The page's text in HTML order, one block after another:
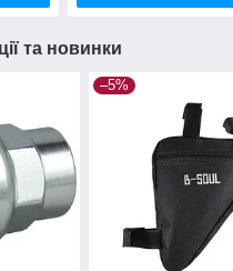
та новинки
–5%